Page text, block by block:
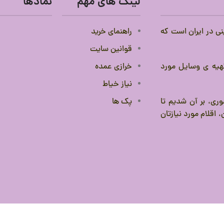
در ایران است که
تهیه ی وسایل مورد
بر آن شدیم تا
مورد نیازتان
راهنمای خرید
قوانین سایت
خرازی عمده
نیاز خیاط
پک ها